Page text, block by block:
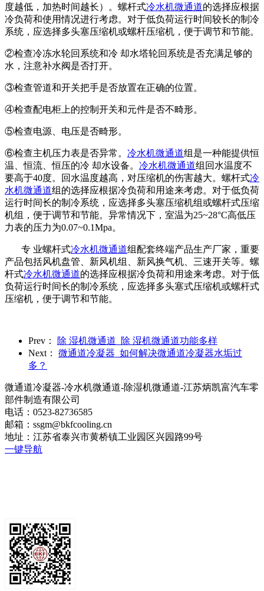
度越低，加热时间越长）。螺杆式冷水机微通道的选择应根据
冷负荷和使用情况进行考虑。对于低负荷运行时间较长的制冷
系统，应选择多头塞压缩机或螺杆压缩机，便于调节和节能。
②检查冷冻水轮回系统和冷 却水塔轮回系统是否充满足够的
水，注意补水阀是否打开。
③检查管道和开关把手是否放置在正确的位置。
④检查配电柜上的控制开关和元件是否不畸形。
⑤检查电源、电压是否畸形。
⑥检查主机压力表是否异常。 冷水机微通道组是一种能提供恒
温、恒流、恒压的冷 却水设备。 冷水机微通道组回水温度不
要高于40度。回水温度越高，对压缩机的伤害越大。螺杆式冷
水机微通道组的选择应根据冷负荷和用途来考虑。对于低负荷
运行时间长的制冷系统，应选择多头塞压缩机组或螺杆式压缩
机组，便于调节和节能。异常情况下，室温为25~28°C高低压
力表的压力为0.07~0.1Mpa。
专 业螺杆式冷水机微通道组配套终端产品生产厂家，重要
产品包括风机盘管、新风机组、新风换气机、三速开关等。螺
杆式冷水机微通道的选择应根据冷负荷和用途来考虑。对于低
负荷运行时间长的制冷系统，应选择多头塞式压缩机或螺杆式
压缩机，便于调节和节能。
Prev：
除 湿机微通道_除 湿机微通道功能多样
Next：
微通道冷凝器_如何解决微通道冷凝器水垢过
多？
微通道冷凝器-冷水机微通道-除湿机微通道-江苏炳凯富汽车零
部件制造有限公司
电话：0523-82736585
邮箱：ssgm@bkfcooling.cn
地址：江苏省泰兴市黄桥镇工业园区兴园路99号
一键导航